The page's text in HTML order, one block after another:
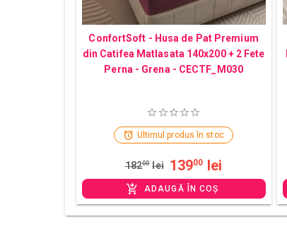
ConfortSoft - Husa de Pat Premium
din Catifea Matlasata 140x200 + 2 Fete
Perna - Grena - CECTF_M030
Ultimul produs în stoc
18200 lei 13900 lei
ADAUGĂ ÎN COȘ